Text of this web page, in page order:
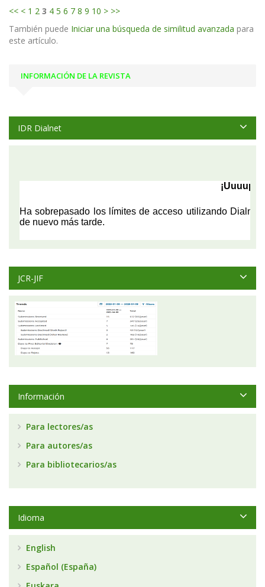
<< < 1 2 3 4 5 6 7 8 9 10 > >>
También puede Iniciar una búsqueda de similitud avanzada para
este artículo.
INFORMACIÓN DE LA REVISTA
IDR Dialnet
JCR-JIF
Información
Para lectores/as
Para autores/as
Para bibliotecarios/as
Idioma
English
Español (España)